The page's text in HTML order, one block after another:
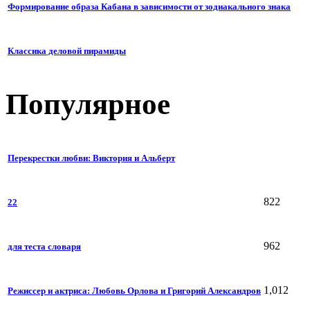
Формирование образа Кабана в зависимости от зодиакального знака
Классика деловой пирамиды
Популярное
Перекрестки любви: Виктория и Альберт
22 822
для теста словаря 962
Режиссер и актриса: Любовь Орлова и Григорий Александров 1,012